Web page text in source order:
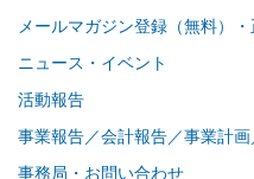
メールマガジン登録（無料）
ニュース・イベント
活動報告
事業報告／会計報告／事業計
事務局・お問い合わせ